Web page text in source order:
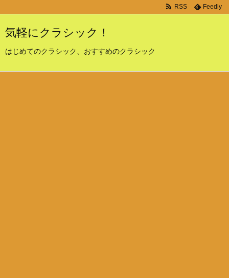
気軽にクラシック！
はじめてのクラシック、おすすめのクラシック
RSS Feedly